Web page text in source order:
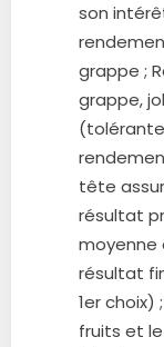
son
grappe ;
grappe,
tête
résultat
moyenne
résultat
1er choix)
fruits et